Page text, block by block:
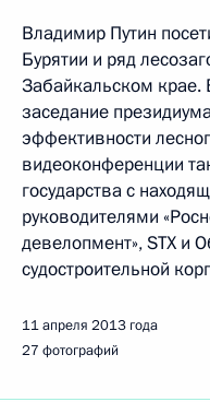
Владимир Путин
Бурятии и ряд
Забайкальском крае.
заседание
эффективности
видеоконференции
государства с
руководителями
девелопмент», STX и
судостроительной
11 апреля 2013 года
27 фотографий